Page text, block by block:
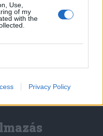
Use,
of my
with the
Privacy Policy